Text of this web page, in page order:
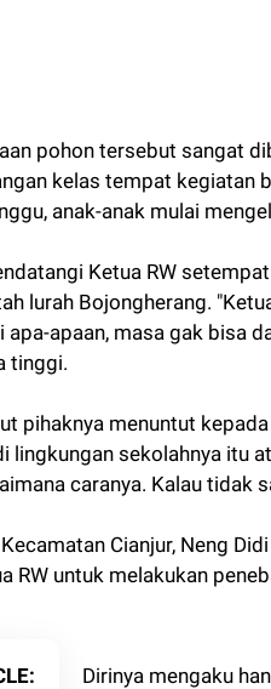
pohon tersebut sangat
kelas tempat kegiatan
anak-anak mulai
Ketua RW
lurah Bojongherang.
apa-apaan, masa gak bisa
tinggi.
pihaknya menuntut
lingkungan sekolahnya itu
caranya. Kalau tidak
Cianjur, Neng
RW untuk melakukan
Dirinya mengaku